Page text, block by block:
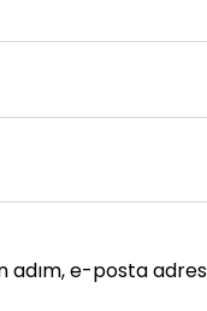
adım, e-posta